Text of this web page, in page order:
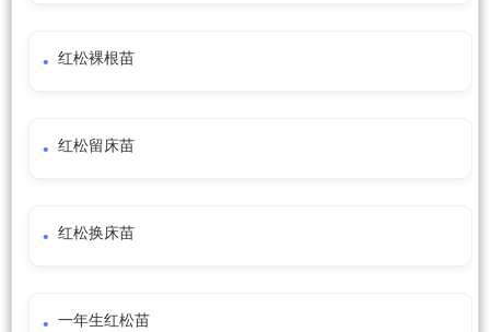
红松裸根苗
红松留床苗
红松换床苗
一年生红松苗